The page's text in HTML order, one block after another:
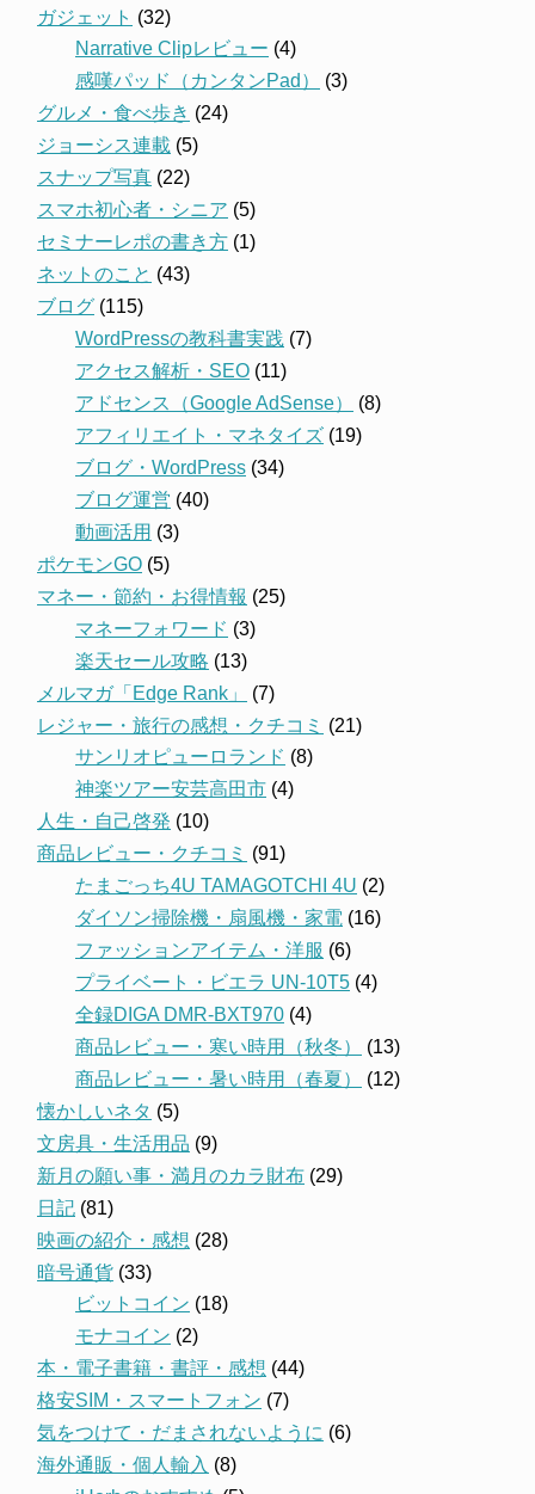
ガジェット (32)
Narrative Clipレビュー (4)
感嘆パッド（カンタンPad）
(3)
グルメ・食べ歩き (24)
ジョーシス連載 (5)
スナップ写真 (22)
スマホ初心者・シニア (5)
セミナーレポの書き方 (1)
ネットのこと (43)
ブログ (115)
WordPressの教科書実践 (7)
アクセス解析・SEO (11)
アドセンス（Google AdSense）
(8)
アフィリエイト・マネタイズ (19)
ブログ・WordPress (34)
ブログ運営 (40)
動画活用 (3)
ポケモンGO (5)
マネー・節約・お得情報 (25)
マネーフォワード (3)
楽天セール攻略 (13)
メルマガ「Edge Rank」
(7)
レジャー・旅行の感想・クチコミ (21)
サンリオピューロランド (8)
神楽ツアー安芸高田市 (4)
人生・自己啓発 (10)
商品レビュー・クチコミ (91)
たまごっち4U TAMAGOTCHI 4U (2)
ダイソン掃除機・扇風機・家電 (16)
ファッションアイテム・洋服 (6)
プライベート・ビエラ UN-10T5 (4)
全録DIGA DMR-BXT970 (4)
商品レビュー・寒い時用（秋冬）
(13)
商品レビュー・暑い時用（春夏）
(12)
懐かしいネタ (5)
文房具・生活用品 (9)
新月の願い事・満月のカラ財布 (29)
日記 (81)
映画の紹介・感想 (28)
暗号通貨 (33)
ビットコイン (18)
モナコイン (2)
本・電子書籍・書評・感想 (44)
格安SIM・スマートフォン (7)
気をつけて・だまされないように (6)
海外通販・個人輸入 (8)